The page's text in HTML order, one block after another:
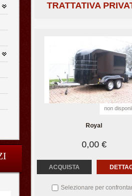
TRATTATIVA
non
Royal
0,00 €
ACQUISTA
Selezionare per